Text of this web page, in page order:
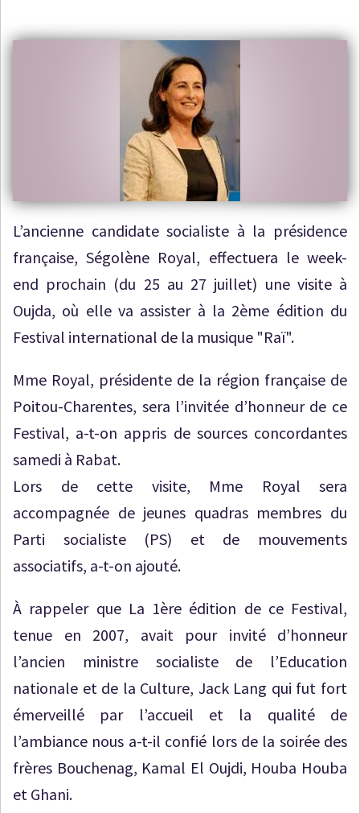
L’ancienne candidate socialiste à la présidence
française, Ségolène Royal, effectuera le week-
end prochain (du 25 au 27 juillet) une visite à
Oujda, où elle va assister à la 2ème édition du
Festival international de la musique "Raï".
Mme Royal, présidente de la région française de
Poitou-Charentes, sera l’invitée d’honneur de ce
Festival, a-t-on appris de sources concordantes
samedi à Rabat.
Lors de cette visite, Mme Royal sera
accompagnée de jeunes quadras membres du
Parti socialiste (PS) et de mouvements
associatifs, a-t-on ajouté.
À rappeler que La 1ère édition de ce Festival,
tenue en 2007, avait pour invité d’honneur
l’ancien ministre socialiste de l’Education
nationale et de la Culture, Jack Lang qui fut fort
émerveillé par l’accueil et la qualité de
l’ambiance nous a-t-il confié lors de la soirée des
frères Bouchenag, Kamal El Oujdi, Houba Houba
et Ghani.